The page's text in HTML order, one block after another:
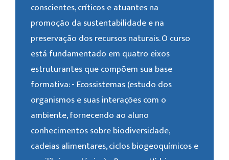
conscientes, críticos e atuantes na
promoção da sustentabilidade e na
preservação dos recursos naturais. O curso
está fundamentado em quatro eixos
estruturantes que compõem sua base
formativa: - Ecossistemas (estudo dos
organismos e suas interações com o
ambiente, fornecendo ao aluno
conhecimentos sobre biodiversidade,
cadeias alimentares, ciclos biogeoquímicos e